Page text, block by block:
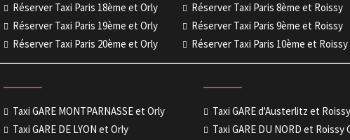
Réserver Taxi Paris 18ème et Orly
Réserver Taxi Paris 19ème et Orly
Réserver Taxi Paris 20ème et Orly
Réserver Taxi Paris 8ème et Roissy
Réserver Taxi Paris 9ème et Roissy
Réserver Taxi Paris 10ème et Roissy
Taxi GARE MONTPARNASSE et Orly
Taxi GARE DE LYON et Orly
Taxi GARE d'Austerlitz et
Taxi GARE DU NORD et Roissy